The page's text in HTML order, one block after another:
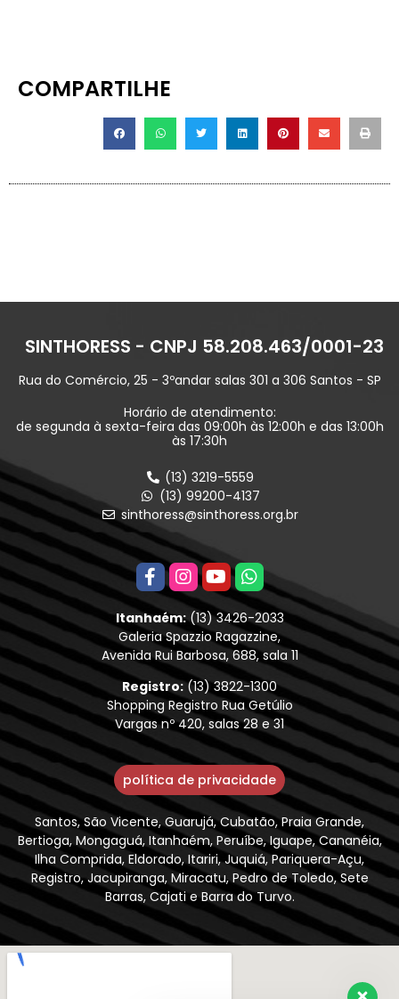
COMPARTILHE
SINTHORESS - CNPJ 58.208.463/0001-23
Rua do Comércio, 25 - 3ºandar salas 301 a 306 Santos - SP
Horário de atendimento:
de segunda à sexta-feira das 09:00h às 12:00h e das 13:00h
às 17:30h
(13) 3219-5559
(13) 99200-4137
sinthoress@sinthoress.org.br
Itanhaém:(13) 3426-2033
Galeria Spazzio Ragazzine,
Avenida Rui Barbosa, 688, sala 11
Registro:(13) 3822-1300
Shopping Registro Rua Getúlio
Vargas nº 420, salas 28 e 31
política de privacidade
Santos, São Vicente, Guarujá, Cubatão, Praia Grande,
Bertioga, Mongaguá, Itanhaém, Peruíbe, Iguape, Cananéia,
Ilha Comprida, Eldorado, Itariri, Juquiá, Pariquera-Açu,
Registro, Jacupiranga, Miracatu, Pedro de Toledo, Sete
Barras, Cajati e Barra do Turvo.